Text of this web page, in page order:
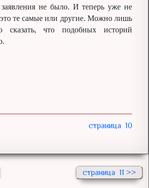
не было. И теперь уже не
те самые или другие. Можно лишь
сказать, что подобных историй
10
11 >>